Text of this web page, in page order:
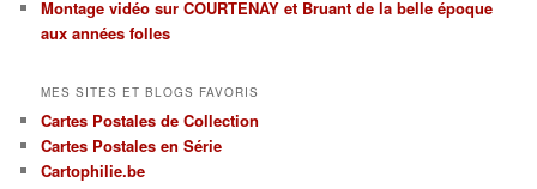
par
thèmes
Montage vidéo sur COURTENAY et Bruant de la belle époque
aux années folles
MES SITES ET BLOGS FAVORIS
Cartes Postales de Collection
Cartes Postales en Série
Cartophilie.be